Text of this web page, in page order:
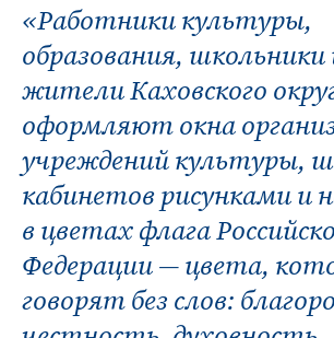
«Работники культуры,
образования,
жители Каховского
оформляют окна
учреждений культуры,
кабинетов рисунками и
в цветах флага
Федерации — цвета,
говорят без слов: